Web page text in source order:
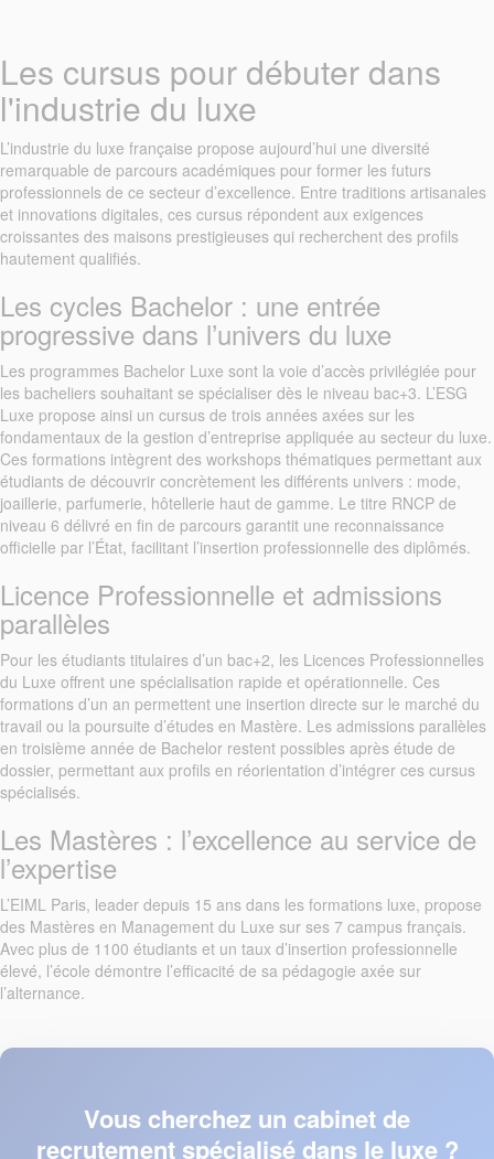
Les cursus pour débuter dans
l'industrie du luxe
L’industrie du luxe française propose aujourd’hui une diversité
remarquable de parcours académiques pour former les futurs
professionnels de ce secteur d’excellence. Entre traditions artisanales
et innovations digitales, ces cursus répondent aux exigences
croissantes des maisons prestigieuses qui recherchent des profils
hautement qualifiés.
Les cycles Bachelor : une entrée
progressive dans l’univers du luxe
Les programmes Bachelor Luxe sont la voie d’accès privilégiée pour
les bacheliers souhaitant se spécialiser dès le niveau bac+3. L’ESG
Luxe propose ainsi un cursus de trois années axées sur les
fondamentaux de la gestion d’entreprise appliquée au secteur du luxe.
Ces formations intègrent des workshops thématiques permettant aux
étudiants de découvrir concrètement les différents univers : mode,
joaillerie, parfumerie, hôtellerie haut de gamme. Le titre RNCP de
niveau 6 délivré en fin de parcours garantit une reconnaissance
officielle par l’État, facilitant l’insertion professionnelle des diplômés.
Licence Professionnelle et admissions
parallèles
Pour les étudiants titulaires d’un bac+2, les Licences Professionnelles
du Luxe offrent une spécialisation rapide et opérationnelle. Ces
formations d’un an permettent une insertion directe sur le marché du
travail ou la poursuite d’études en Mastère. Les admissions parallèles
en troisième année de Bachelor restent possibles après étude de
dossier, permettant aux profils en réorientation d’intégrer ces cursus
spécialisés.
Les Mastères : l’excellence au service de
l’expertise
L’EIML Paris, leader depuis 15 ans dans les formations luxe, propose
des Mastères en Management du Luxe sur ses 7 campus français.
Avec plus de 1100 étudiants et un taux d’insertion professionnelle
élevé, l’école démontre l’efficacité de sa pédagogie axée sur
l’alternance.
Vous cherchez un cabinet de
recrutement spécialisé dans le luxe ?